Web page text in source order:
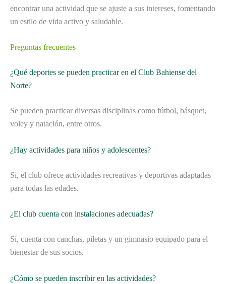
encontrar una actividad que se ajuste a sus intereses, fomentando
un estilo de vida activo y saludable.
Preguntas frecuentes
¿Qué deportes se pueden practicar en el Club Bahiense del
Norte?
Se pueden practicar diversas disciplinas como fútbol, básquet,
voley y natación, entre otros.
¿Hay actividades para niños y adolescentes?
Sí, el club ofrece actividades recreativas y deportivas adaptadas
para todas las edades.
¿El club cuenta con instalaciones adecuadas?
Sí, cuenta con canchas, piletas y un gimnasio equipado para el
bienestar de sus socios.
¿Cómo se pueden inscribir en las actividades?